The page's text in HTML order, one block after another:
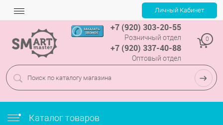
+7 (920) 303-20-55
Розничный отдел
+7 (920) 337-40-88
Оптовый отдел
0
Каталог товаров